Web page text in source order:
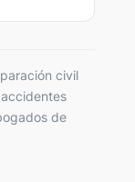
civil
de